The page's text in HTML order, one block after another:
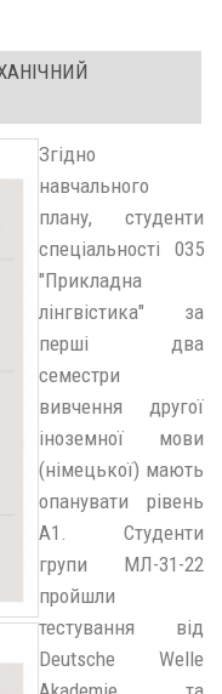
Згідно
навчального
плану, студенти
спеціальності 035
"Прикладна
лінгвістика" за
перші два
семестри
вивчення другої
іноземної мови
(німецької) мають
опанувати рівень
А1. Студенти
групи МЛ-31-22
пройшли
тестування від
Deutsche Welle